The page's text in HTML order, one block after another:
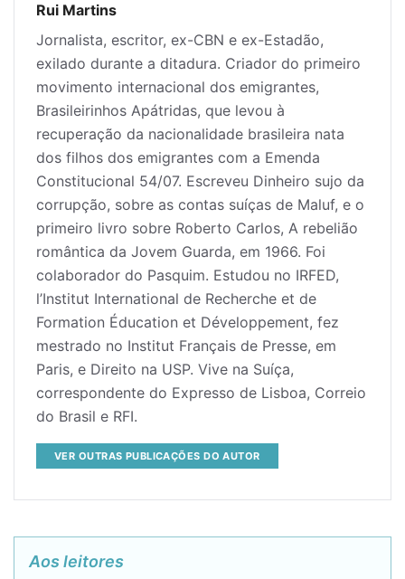
Rui Martins
Jornalista, escritor, ex-CBN e ex-Estadão,
exilado durante a ditadura. Criador do primeiro
movimento internacional dos emigrantes,
Brasileirinhos Apátridas, que levou à
recuperação da nacionalidade brasileira nata
dos filhos dos emigrantes com a Emenda
Constitucional 54/07. Escreveu Dinheiro sujo da
corrupção, sobre as contas suíças de Maluf, e o
primeiro livro sobre Roberto Carlos, A rebelião
romântica da Jovem Guarda, em 1966. Foi
colaborador do Pasquim. Estudou no IRFED,
l’Institut International de Recherche et de
Formation Éducation et Développement, fez
mestrado no Institut Français de Presse, em
Paris, e Direito na USP. Vive na Suíça,
correspondente do Expresso de Lisboa, Correio
do Brasil e RFI.
VER OUTRAS PUBLICAÇÕES DO AUTOR
Aos leitores